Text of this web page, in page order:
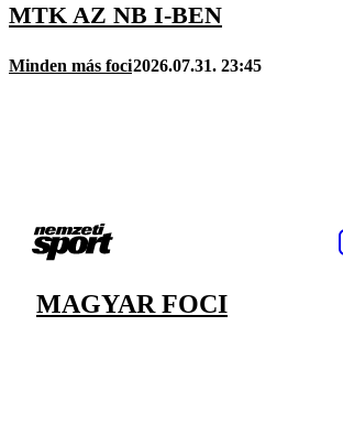
MTK AZ NB I-BEN
Minden más foci2026.07.31. 23:45
MAGYAR FOCI